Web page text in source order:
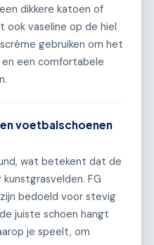
dikkere katoen of
ook vaseline op de hiel
gebruiken om het
een comfortabele
voetbalschoenen
wat betekent dat de
FG
bedoeld voor stevig
juiste schoen hangt
je speelt, om